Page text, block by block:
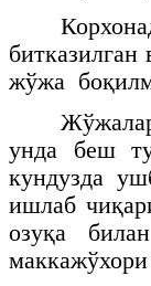
жўжа
унда беш
кундузда
ишлаб
озуқа